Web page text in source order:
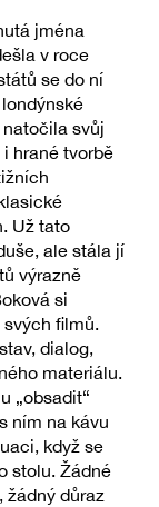
jména
v roce
se do ní
svůj
hrané tvorbě
Už tato
ale stála jí
výrazně
si
svých filmů.
dialog,
materiálu.
„obsadit“
ním na kávu
když se
stolu. Žádné
žádný důraz